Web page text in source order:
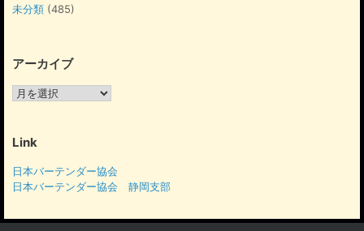
未分類 (485)
アーカイブ
ア
イ
Link
日本バーテンダー協会
日本バーテンダー協会 静岡支部